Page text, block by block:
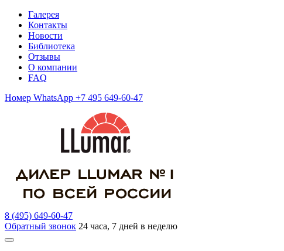
Галерея
Контакты
Новости
Библиотека
Отзывы
О компании
FAQ
Номер WhatsApp +7 495 649-60-47
8 (495) 649-60-47
Обратный звонок 24 часа, 7 дней в неделю